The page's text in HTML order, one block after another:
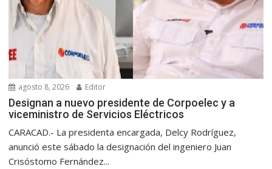
agosto 8, 2026 Editor
Designan a nuevo presidente de Corpoelec y a
viceministro de Servicios Eléctricos
CARACAD.- La presidenta encargada, Delcy Rodríguez,
anunció este sábado la designación del ingeniero Juan
Crisóstomo Fernández...